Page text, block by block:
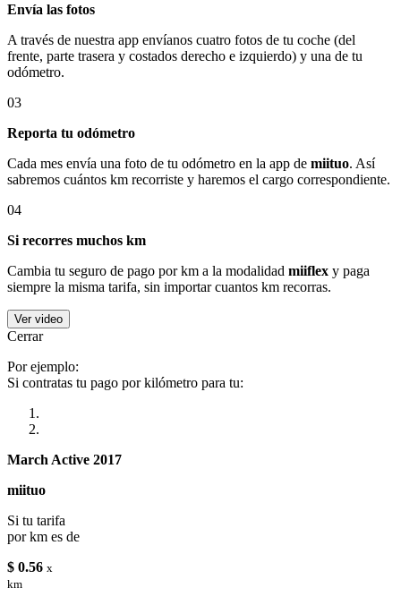
Envía las fotos
A través de nuestra app envíanos cuatro fotos de tu coche (del
frente, parte trasera y costados derecho e izquierdo) y una de tu
odómetro.
03
Reporta tu odómetro
Cada mes envía una foto de tu odómetro en la app de miituo. Así
sabremos cuántos km recorriste y haremos el cargo correspondiente.
04
Si recorres muchos km
Cambia tu seguro de pago por km a la modalidad miiflex y paga
siempre la misma tarifa, sin importar cuantos km recorras.
Ver video
Cerrar
Por ejemplo:
Si contratas tu pago por kilómetro para tu:
March Active 2017
miituo
Si tu tarifa
por km es de
$ 0.56 x
km